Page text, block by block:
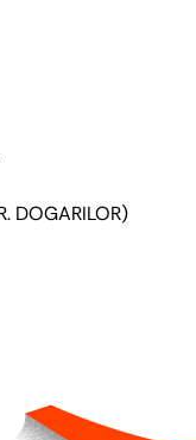
DOGARILOR)